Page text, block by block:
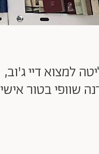
למצוא דיי ג'וב,
שוופי בטור אישי